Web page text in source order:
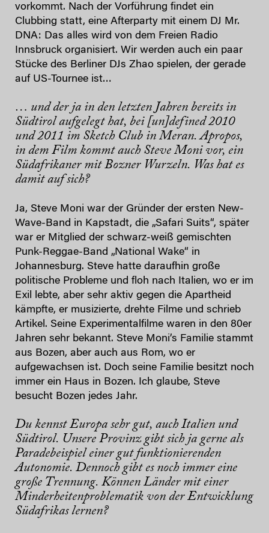
vorkommt. Nach der Vorführung findet ein
Clubbing statt, eine Afterparty mit einem DJ Mr.
DNA: Das alles wird von dem Freien Radio
Innsbruck organisiert. Wir werden auch ein paar
Stücke des Berliner DJs Zhao spielen, der gerade
auf US-Tournee ist…
… und der ja in den letzten Jahren bereits in
Südtirol aufgelegt hat, bei [un]defined 2010
und 2011 im Sketch Club in Meran. Apropos,
in dem Film kommt auch Steve Moni vor, ein
Südafrikaner mit Bozner Wurzeln. Was hat es
damit auf sich?
Ja, Steve Moni war der Gründer der ersten New-
Wave-Band in Kapstadt, die „Safari Suits“, später
war er Mitglied der schwarz-weiß gemischten
Punk-Reggae-Band „National Wake“ in
Johannesburg. Steve hatte daraufhin große
politische Probleme und floh nach Italien, wo er im
Exil lebte, aber sehr aktiv gegen die Apartheid
kämpfte, er musizierte, drehte Filme und schrieb
Artikel. Seine Experimentalfilme waren in den 80er
Jahren sehr bekannt. Steve Moni’s Familie stammt
aus Bozen, aber auch aus Rom, wo er
aufgewachsen ist. Doch seine Familie besitzt noch
immer ein Haus in Bozen. Ich glaube, Steve
besucht Bozen jedes Jahr.
Du kennst Europa sehr gut, auch Italien und
Südtirol. Unsere Provinz gibt sich ja gerne als
Paradebeispiel einer gut funktionierenden
Autonomie. Dennoch gibt es noch immer eine
große Trennung. Können Länder mit einer
Minderheitenproblematik von der Entwicklung
Südafrikas lernen?